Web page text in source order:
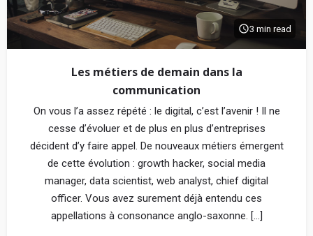
3 min read
Les métiers de demain dans la
communication
On vous l’a assez répété : le digital, c’est l’avenir ! Il ne
cesse d’évoluer et de plus en plus d’entreprises
décident d’y faire appel. De nouveaux métiers émergent
de cette évolution : growth hacker, social media
manager, data scientist, web analyst, chief digital
officer. Vous avez surement déjà entendu ces
appellations à consonance anglo-saxonne. […]